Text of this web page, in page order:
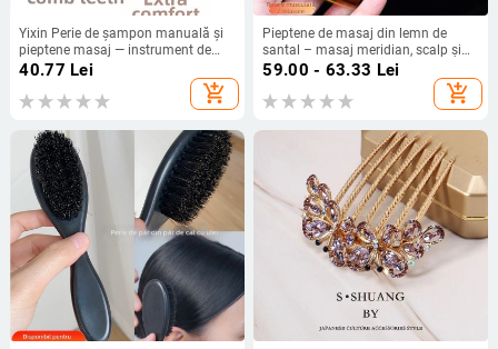
Yixin Perie de șampon manuală și
pieptene masaj — instrument de
îngrijire a părului, fără import,
40.77 Lei
add_shopping_cart
Pieptene de masaj din lemn de
santal – masaj meridian, scalp și
față, 4 în 1 roller facial și masaj gua
59.00 - 63.33 Lei
add_shopping_cart